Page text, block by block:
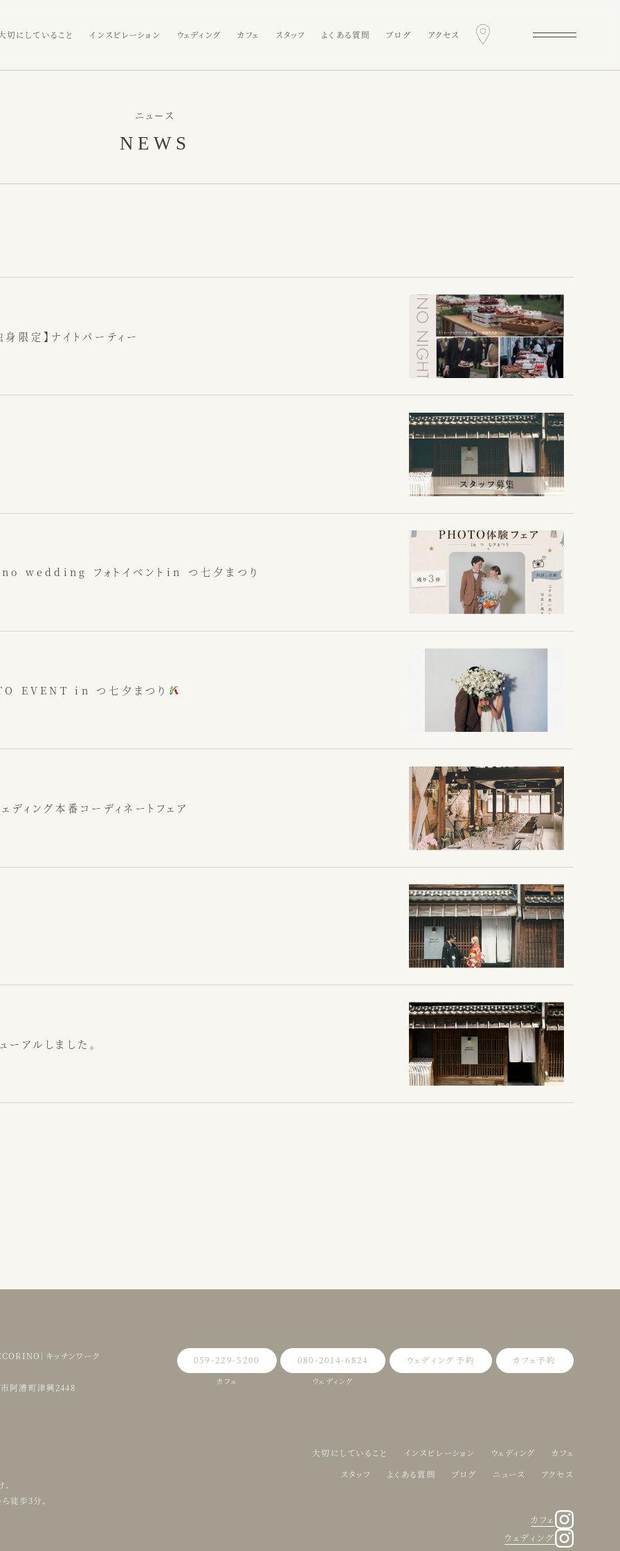
切にしていること インスピレーション ウェディング カフェ スタッフ よくある質問 ブログ アクセス
トップページ
アクセス
カフェ予約
080-2014-6824
ウェディング
JR阿漕駅から徒歩15分、三交バスエンマ堂前から徒歩3分、津駅から車10分
ニュース
NEWS
限定】ナイトパーティー
wedding フォトイベントin つ七夕まつり
EVENT in つ七夕まつり
ディング本番コーディネートフェア
ーアルしました。
｜キッチンワーク
阿漕町津興2448
徒歩3分、
059-229-5200
カフェ
080-2014-6824
ウェディング
ウェディング予約 カフェ予約
大切にしていること インスピレーション ウェディング
カフェ
スタッフ
よくある質問 ブログ ニュース アクセス
カフェ
ウェディング